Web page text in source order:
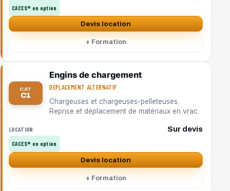
CACES® en option
Devis location
+ Formation
CAT
C1
Engins de chargement
DÉPLACEMENT ALTERNATIF
Chargeuses et chargeuses-pelleteuses.
Reprise et déplacement de matériaux en vrac.
LOCATION Sur devis
CACES® en option
Devis location
+ Formation